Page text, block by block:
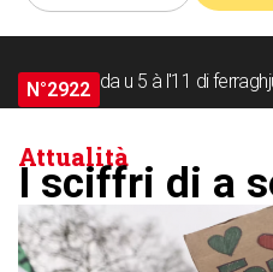
N°2922 da u 5 à l'11 di
Attualità
I sciffri di a